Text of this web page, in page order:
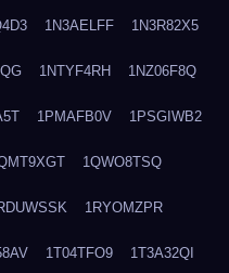
1N3AELFF 1N3R82X5
1NTYF4RH 1NZ06F8Q
1PMAFB0V 1PSGIWB2
1QWO8TSQ
1RYOMZPR
1T04TFO9 1T3A32QI